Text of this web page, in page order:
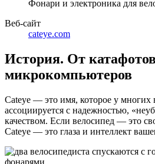
Фонари и электроника для
Веб-сайт
cateye.com
История. От
микрокомпьютеров
Cateye — это имя, которое у многих
ассоциируется с надежностью,
качеством. Если велосипед — это
Cateye — это глаза и интеллект